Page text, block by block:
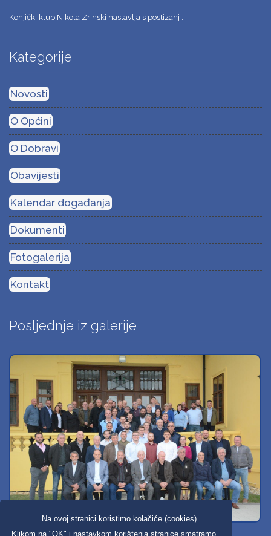
Na ovoj stranici koristimo kolačiće (cookies).
Klikom na "OK" i nastavkom korištenja stranice smatramo
Konjički klub Nikola Zrinski nastavlja s postizanj ...
Kategorije
Novosti
O Općini
O Dobravi
Obavijesti
Kalendar događanja
Dokumenti
Fotogalerija
Kontakt
Posljednje iz galerije
Svi dobravski košarkaši